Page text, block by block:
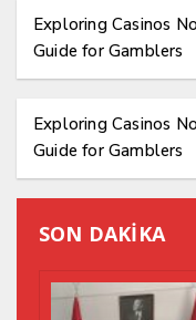
Exploring Casinos
Guide for Gamblers
Exploring Casinos
Guide for Gamblers
SON DAKİKA